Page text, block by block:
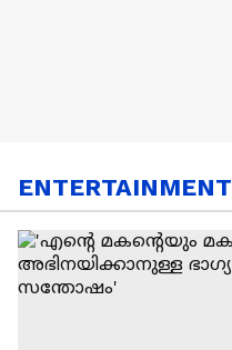
ENTERTAINMENT